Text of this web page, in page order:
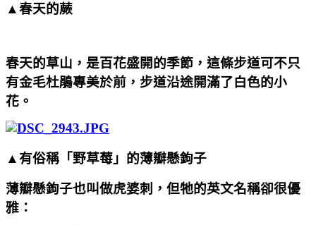
▲春天的蕨
春天的草山，是百花盛開的季節，這條步道可不只
有金毛杜鵑專美於前，步道沿途開滿了白色的小
花。
▲有俗稱「野草莓」的薄瓣懸鉤子
薄瓣懸鉤子也叫做虎婆刺，但牠的英文名稱卻很優
雅：